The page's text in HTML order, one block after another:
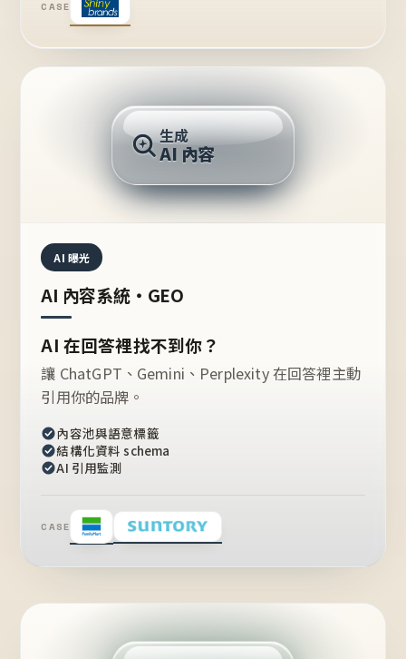
CASE
推薦的台灣品牌？
生成
AI 內容
AI 曝光
AI 內容系統・GEO
AI 在回答裡找不到你？
讓 ChatGPT、Gemini、Perplexity 在回答裡主動
引用你的品牌。
內容池與語意標籤
結構化資料 schema
AI 引用監測
CASE
點